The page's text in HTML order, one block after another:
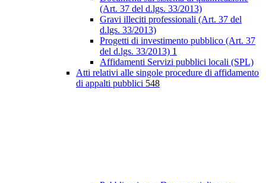
(Art. 37 del d.lgs. 33/2013)
Gravi illeciti professionali (Art. 37 del
d.lgs. 33/2013)
Progetti di investimento pubblico (Art. 37
del d.lgs. 33/2013) 1
Affidamenti Servizi pubblici locali (SPL)
Atti relativi alle singole procedure di affidamento
di appalti pubblici 548